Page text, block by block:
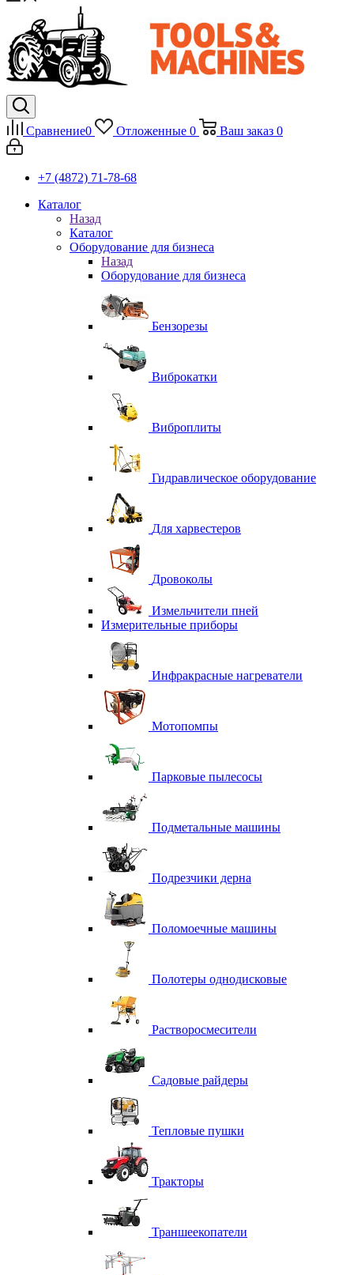
Сравнение0 Отложенные 0 Ваш заказ 0
+7 (4872) 71-78-68
Каталог
Назад
Каталог
Оборудование для бизнеса
Назад
Оборудование для бизнеса
Бензорезы
Виброкатки
Виброплиты
Гидравлическое оборудование
Для харвестеров
Дровоколы
Измельчители пней
Измерительные приборы
Инфракрасные нагреватели
Мотопомпы
Парковые пылесосы
Подметальные машины
Подрезчики дерна
Поломоечные машины
Полотеры однодисковые
Растворосмесители
Садовые райдеры
Тепловые пушки
Тракторы
Траншеекопатели